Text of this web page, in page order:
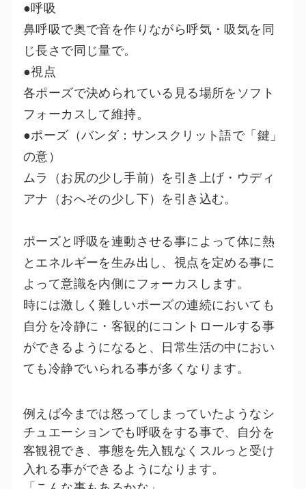
●呼吸
鼻呼吸で奥で音を作りながら呼気・吸気を同
じ長さで同じ量で。
●視点
各ポーズで決められている見る場所をソフト
フォーカスして維持。
●ポーズ（バンダ：サンスクリット語で「鍵」
の意）
ムラ（お尻の少し手前）を引き上げ・ウディ
アナ（おへその少し下）を引き込む。
ポーズと呼吸を連動させる事によって体に熱
とエネルギーを生み出し、視点を定める事に
よって意識を内側にフォーカスします。
時には激しく難しいポーズの連続においても
自分を冷静に・客観的にコントロールする事
ができるようになると、日常生活の中におい
ても冷静でいられる事が多くなります。
例えば今までは怒ってしまっていたようなシ
チュエーションでも呼吸をする事で、自分を
客観視でき、事態を先入観なくスルっと受け
入れる事ができるようになります。